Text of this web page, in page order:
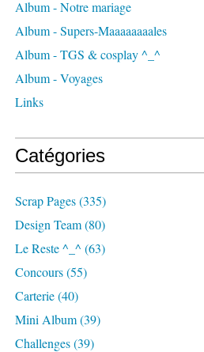
Album - Notre mariage
Album - Supers-Maaaaaaaales
Album - TGS & cosplay ^_^
Album - Voyages
Links
Catégories
Scrap Pages(335)
Design Team(80)
Le Reste ^_^ (63)
Concours(55)
Carterie(40)
Mini Album(39)
Challenges(39)